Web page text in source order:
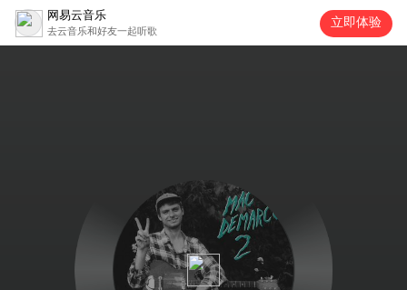
网易云音乐
去云音乐和好友一起听歌
立即体验